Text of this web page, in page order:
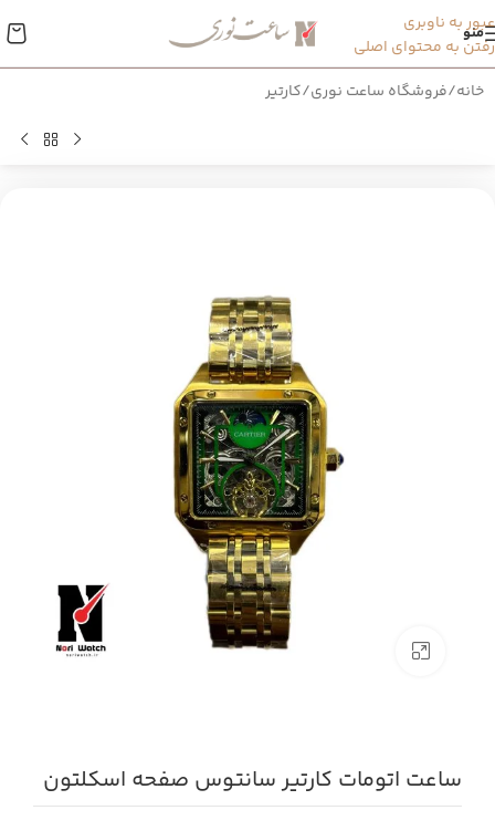
عبور به ناوبری
رفتن به محتوای اصلی
منو
خانه/فروشگاه ساعت نوری/کارتیر
ساعت اتومات کارتیر سانتوس صفحه اسکلتون